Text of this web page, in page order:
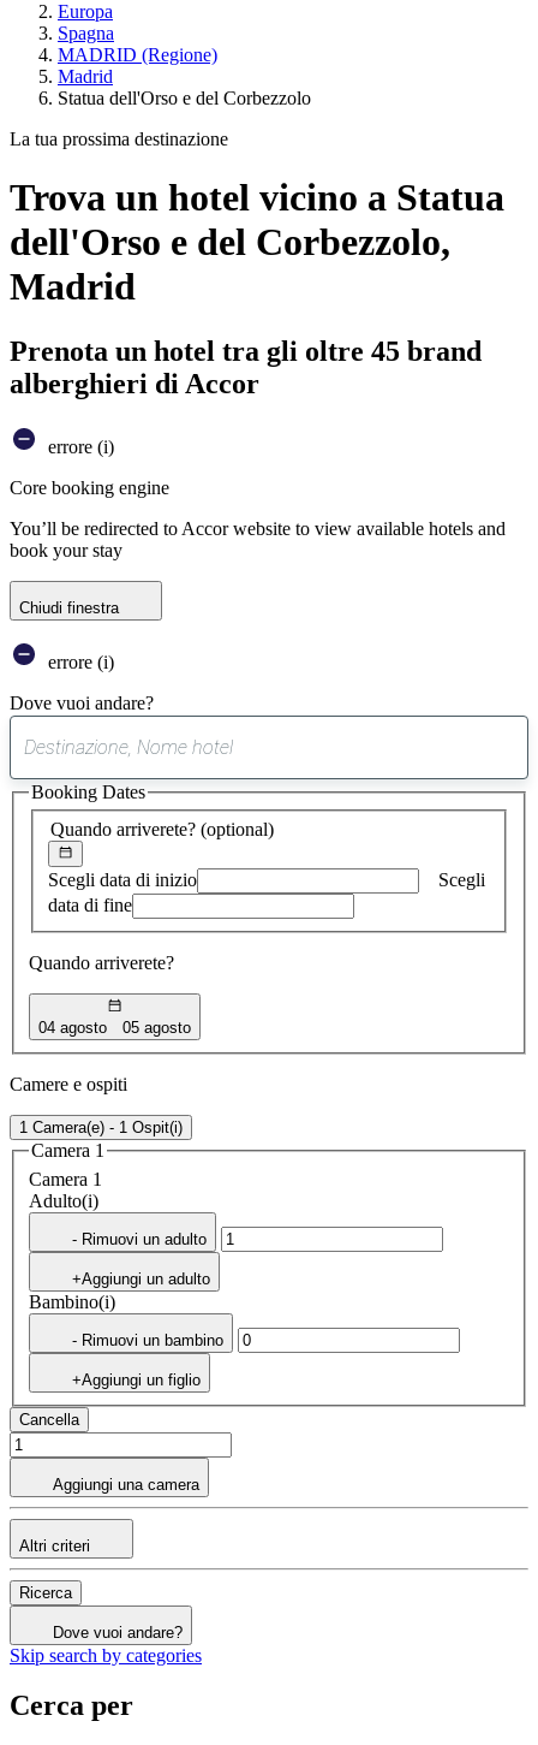
Europa
Spagna
MADRID (Regione)
Madrid
Statua dell'Orso e del Corbezzolo
La tua prossima destinazione
Trova un hotel vicino a Statua
dell'Orso e del Corbezzolo,
Madrid
Prenota un hotel tra gli oltre 45 brand
alberghieri di Accor
errore (i)
Core booking engine
You’ll be redirected to Accor website to view available hotels and
book your stay
Chiudi finestra
errore (i)
Dove vuoi andare?
suggerimento
trovato
Quando arriverete? (optional)
Scegli data di inizio
Scegli
data di fine
Quando arriverete?
04 agosto 05 agosto
Booking Dates
Camere e ospiti
1 Camera(e) - 1 Ospit(i)
Camera 1
Camera 1
Adulto(i)
- Rimuovi un adulto
+Aggiungi un adulto
Bambino(i)
- Rimuovi un bambino
+Aggiungi un figlio
Cancella
Aggiungi una camera
Altri criteri
Ricerca
Dove vuoi andare?
Skip search by categories
Cerca per